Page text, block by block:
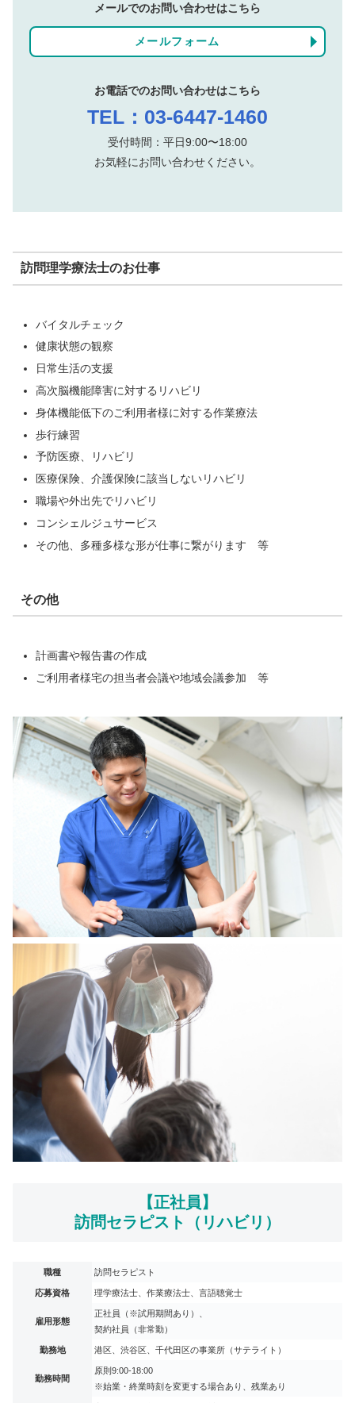
メールでのお問い合わせはこちら
メールフォーム
お電話でのお問い合わせはこちら
TEL：03-6447-1460
受付時間：平日9:00〜18:00
お気軽にお問い合わせください。
訪問理学療法士のお仕事
バイタルチェック
健康状態の観察
日常生活の支援
高次脳機能障害に対するリハビリ
身体機能低下のご利用者様に対する作業療法
歩行練習
予防医療、リハビリ
医療保険、介護保険に該当しないリハビリ
職場や外出先でリハビリ
コンシェルジュサービス
その他、多種多様な形が仕事に繋がります 等
その他
計画書や報告書の作成
ご利用者様宅の担当者会議や地域会議参加 等
【正社員】
訪問セラピスト（リハビリ）
職種 訪問セラピスト
応募資格 理学療法士、作業療法士、言語聴覚士
雇用形態
正社員（※試用期間あり）、
契約社員（非常勤）
勤務地 港区、渋谷区、千代田区の事業所（サテライト）
勤務時間
原則9:00-18:00
※始業・終業時刻を変更する場合あり、残業あり